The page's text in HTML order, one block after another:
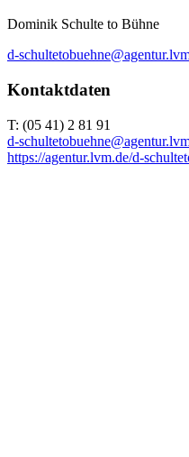
Dominik Schulte to Bühne
d-
Kontaktdaten
T: (05 41) 2 81 91
d-
https://agentur.lvm.de/d-